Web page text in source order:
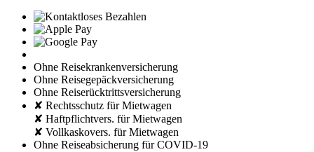
Ohne Reisekrankenversicherung
Ohne Reisegepäckversicherung
Ohne Reiserücktrittsversicherung
✘ Rechtsschutz für Mietwagen
✘ Haftpflichtvers. für Mietwagen
✘ Vollkaskovers. für Mietwagen
Ohne Reiseabsicherung für COVID-19